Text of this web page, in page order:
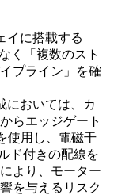
イに搭載する
く「複数のスト
プライン」を確
においては、カ
らエッジゲート
使用し、電磁干
ド付きの配線を
より、モーター
を与えるリスク